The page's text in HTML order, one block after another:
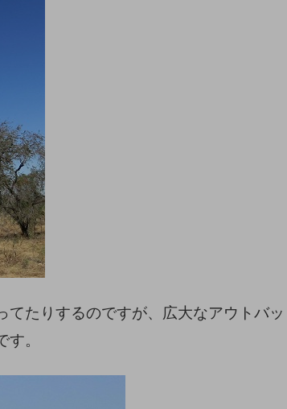
たりするのですが、広大なアウトバッ
。